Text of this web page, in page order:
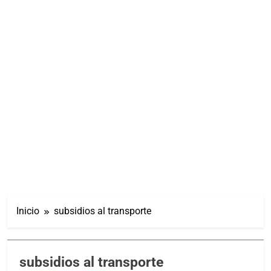
Inicio subsidios al transporte
subsidios al transporte